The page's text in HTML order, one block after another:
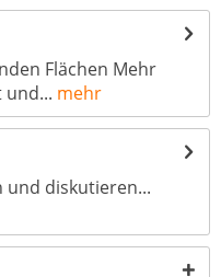
Flächen Mehr
und... mehr
und diskutieren...